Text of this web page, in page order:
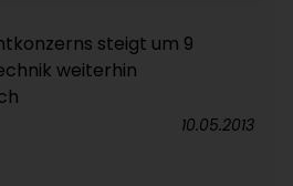
steigt um 9
weiterhin
10.05.2013